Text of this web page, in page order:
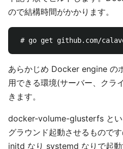
ので結構時間がかかります。
あらかじめ Docker engine の
用できる環境(サーバー、クラ
きます。
docker-volume-glusterfs とい
グラウンド起動させるもので
initd なり systemd なりで起動